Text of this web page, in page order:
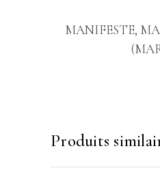
MANIFESTE,
Produits